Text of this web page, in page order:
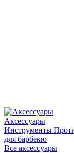
Аксессуары
Инструменты
для барбекю
Все аксессуары